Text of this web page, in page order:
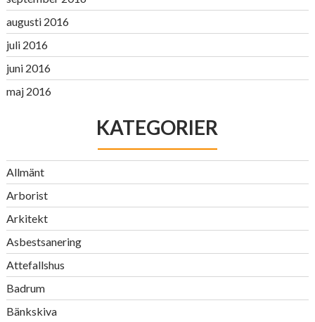
augusti 2016
juli 2016
juni 2016
maj 2016
KATEGORIER
Allmänt
Arborist
Arkitekt
Asbestsanering
Attefallshus
Badrum
Bänkskiva